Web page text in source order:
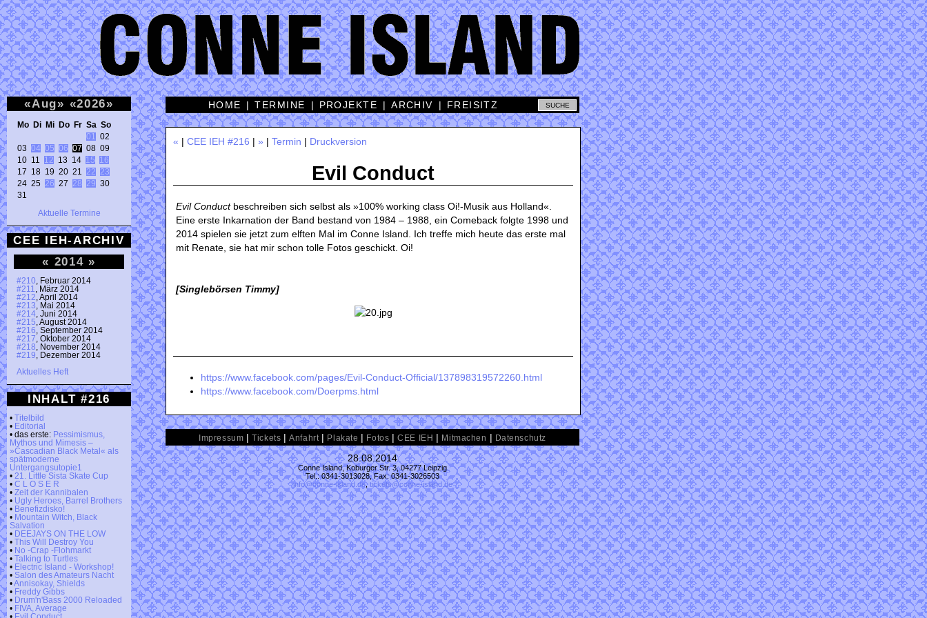
«Aug» «2026»
Mo Di Mi Do Fr Sa So
01
02
03 04 05 06 07 08 09
10 11 12 13 14 15
16
17 18 19 20 21 22
23
24 25 26 27 28 29 30
31
Aktuelle Termine
CEE IEH-ARCHIV
« 2014 »
#210 , Februar 2014
#211
, März 2014
#212 , April 2014
#213 , Mai 2014
#214 , Juni 2014
#215 , August 2014
#216 , September 2014
#217 , Oktober 2014
#218 , November 2014
#219 , Dezember 2014
Aktuelles Heft
INHALT #216
• Titelbild
• Editorial
• das erste: Pessimismus,
Mythos und Mimesis –
»Cascadian Black Metal« als
spätmoderne
Untergangsutopie1
• 21. Little Sista Skate Cup
• C L O S E R
• Zeit der Kannibalen
• Ugly Heroes, Barrel Brothers
• Benefizdisko!
• Mountain Witch, Black
Salvation
• DEEJAYS ON THE LOW
• This Will Destroy You
• No -Crap -Flohmarkt
• Talking to Turtles
• Electric Island - Workshop!
• Salon des Amateurs Nacht
•Annisokay, Shields
• Freddy Gibbs
• Drum'n'Bass 2000 Reloaded
• FIVA, Average
HOME |TERMINE | PROJEKTE |ARCHIV | FREISITZ
« | CEE IEH #216 | » | Termin | Druckversion
Evil Conduct
Evil Conductbeschreiben sich selbst als »100% working class Oi!-Musik aus Holland«.
Eine erste Inkarnation der Band bestand von 1984 – 1988, ein Comeback folgte 1998 und
2014 spielen sie jetzt zum elften Mal im Conne Island. Ich treffe mich heute das erste mal
mit Renate, sie hat mir schon tolle Fotos geschickt. Oi!
[Singlebörsen Timmy]
https://www.facebook.com/pages/Evil-Conduct-Official/137898319572260.html
https://www.facebook.com/Doerpms.html
Impressum |Tickets |Anfahrt | Plakate | Fotos |CEE IEH | Mitmachen | Datenschutz
28.08.2014
Conne Island, Koburger Str. 3, 04277 Leipzig
Tel.: 0341-3013028, Fax: 0341-3026503
info@conne-island.de,tickets@conne-island.de